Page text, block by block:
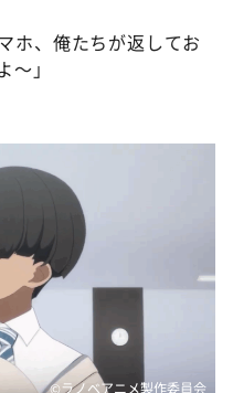
ホ、俺たちが返してお
」
©ラノベアニメ製作委員会